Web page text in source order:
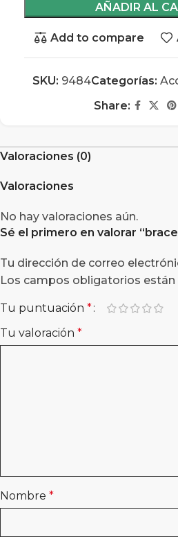
AÑADIR AL
Add to compare
SKU: 9484Categorías:
Share:
Valoraciones (0)
Valoraciones
No hay valoraciones aún.
Sé el primero en valorar “
Tu dirección de correo
Los campos obligatorios
Tu puntuación *
Tu valoración *
Nombre *